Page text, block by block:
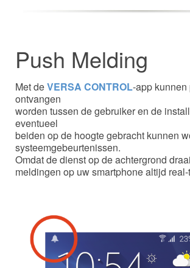
Push Melding
Met deVERSA CONTROL-app
ontvangen
worden tussen de gebruiker en de
eventueel
beiden op de hoogte gebracht kunnen
systeemgebeurtenissen.
Omdat de dienst op de achtergrond
meldingen op uw smartphone altijd